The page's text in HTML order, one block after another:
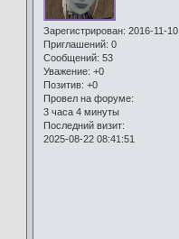
Зарегистрирован: 2016-11-10
Приглашений: 0
Сообщений: 53
Уважение: +0
Позитив: +0
Провел на форуме:
3 часа 4 минуты
Последний визит:
2025-08-22 08:41:51